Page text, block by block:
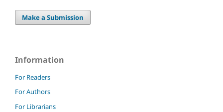
Make a Submission
Information
For Readers
For Authors
For Librarians